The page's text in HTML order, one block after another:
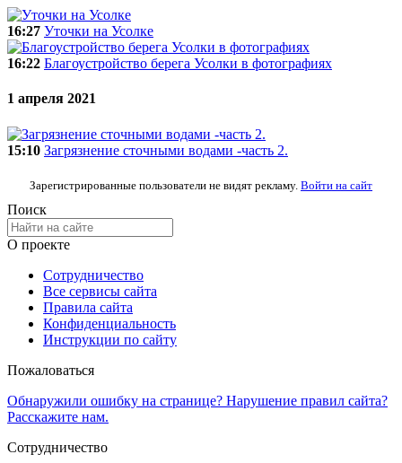
16:27 Уточки на Усолке
16:22 Благоустройство берега Усолки в фотографиях
1 апреля 2021
15:10 Загрязнение сточными водами -часть 2.
Зарегистрированные пользователи не видят рекламу. Войти на сайт
Поиск
О проекте
Сотрудничество
Все сервисы сайта
Правила сайта
Конфиденциальность
Инструкции по сайту
Пожаловаться
Обнаружили ошибку на странице? Нарушение правил сайта?
Расскажите нам.
Сотрудничество